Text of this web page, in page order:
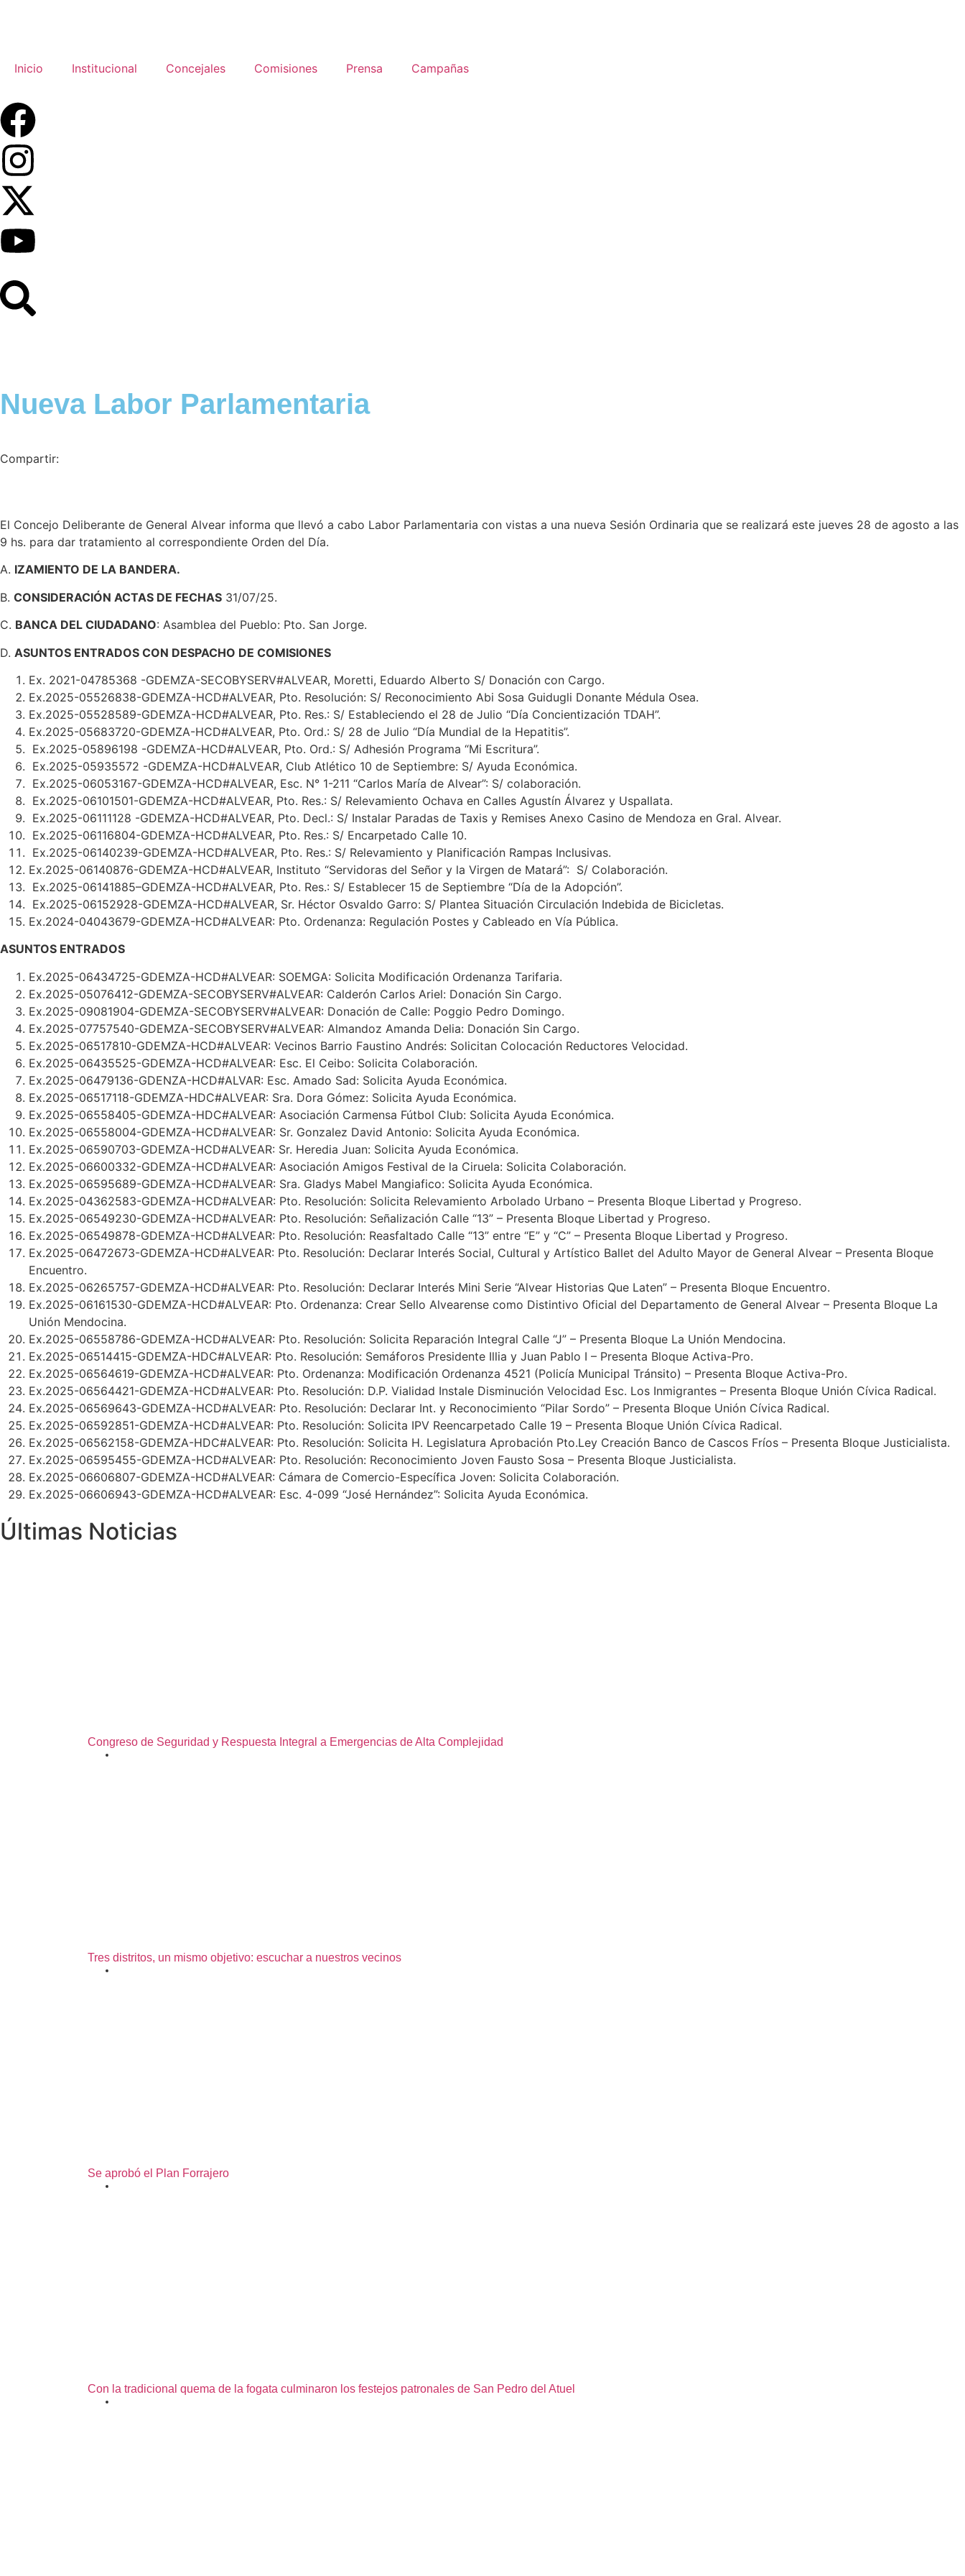
Inicio Institucional Concejales Comisiones Prensa Campañas
Nueva Labor Parlamentaria
Compartir:
El Concejo Deliberante de General Alvear informa que llevó a cabo Labor Parlamentaria con vistas a una nueva Sesión Ordinaria que se realizará este jueves 28 de agosto a las
9 hs. para dar tratamiento al correspondiente Orden del Día.
A. IZAMIENTO DE LA BANDERA.
B. CONSIDERACIÓN ACTAS DE FECHAS 31/07/25.
C. BANCA DEL CIUDADANO: Asamblea del Pueblo: Pto. San Jorge.
D. ASUNTOS ENTRADOS CON DESPACHO DE COMISIONES
Ex. 2021-04785368 -GDEMZA-SECOBYSERV#ALVEAR, Moretti, Eduardo Alberto S/ Donación con Cargo.
Ex.2025-05526838-GDEMZA-HCD#ALVEAR, Pto. Resolución: S/ Reconocimiento Abi Sosa Guidugli Donante Médula Osea.
Ex.2025-05528589-GDEMZA-HCD#ALVEAR, Pto. Res.: S/ Estableciendo el 28 de Julio “Día Concientización TDAH”.
Ex.2025-05683720-GDEMZA-HCD#ALVEAR, Pto. Ord.: S/ 28 de Julio “Día Mundial de la Hepatitis”.
Ex.2025-05896198 -GDEMZA-HCD#ALVEAR, Pto. Ord.: S/ Adhesión Programa “Mi Escritura”.
Ex.2025-05935572 -GDEMZA-HCD#ALVEAR, Club Atlético 10 de Septiembre: S/ Ayuda Económica.
Ex.2025-06053167-GDEMZA-HCD#ALVEAR, Esc. N° 1-211 “Carlos María de Alvear”: S/ colaboración.
Ex.2025-06101501-GDEMZA-HCD#ALVEAR, Pto. Res.: S/ Relevamiento Ochava en Calles Agustín Álvarez y Uspallata.
Ex.2025-06111128 -GDEMZA-HCD#ALVEAR, Pto. Decl.: S/ Instalar Paradas de Taxis y Remises Anexo Casino de Mendoza en Gral. Alvear.
Ex.2025-06116804-GDEMZA-HCD#ALVEAR, Pto. Res.: S/ Encarpetado Calle 10.
Ex.2025-06140239-GDEMZA-HCD#ALVEAR, Pto. Res.: S/ Relevamiento y Planificación Rampas Inclusivas.
Ex.2025-06140876-GDEMZA-HCD#ALVEAR, Instituto “Servidoras del Señor y la Virgen de Matará”: S/ Colaboración.
Ex.2025-06141885–GDEMZA-HCD#ALVEAR, Pto. Res.: S/ Establecer 15 de Septiembre “Día de la Adopción”.
Ex.2025-06152928-GDEMZA-HCD#ALVEAR, Sr. Héctor Osvaldo Garro: S/ Plantea Situación Circulación Indebida de Bicicletas.
Ex.2024-04043679-GDEMZA-HCD#ALVEAR: Pto. Ordenanza: Regulación Postes y Cableado en Vía Pública.
ASUNTOS ENTRADOS
Ex.2025-06434725-GDEMZA-HCD#ALVEAR: SOEMGA: Solicita Modificación Ordenanza Tarifaria.
Ex.2025-05076412-GDEMZA-SECOBYSERV#ALVEAR: Calderón Carlos Ariel: Donación Sin Cargo.
Ex.2025-09081904-GDEMZA-SECOBYSERV#ALVEAR: Donación de Calle: Poggio Pedro Domingo.
Ex.2025-07757540-GDEMZA-SECOBYSERV#ALVEAR: Almandoz Amanda Delia: Donación Sin Cargo.
Ex.2025-06517810-GDEMZA-HCD#ALVEAR: Vecinos Barrio Faustino Andrés: Solicitan Colocación Reductores Velocidad.
Ex.2025-06435525-GDEMZA-HCD#ALVEAR: Esc. El Ceibo: Solicita Colaboración.
Ex.2025-06479136-GDENZA-HCD#ALVAR: Esc. Amado Sad: Solicita Ayuda Económica.
Ex.2025-06517118-GDEMZA-HDC#ALVEAR: Sra. Dora Gómez: Solicita Ayuda Económica.
Ex.2025-06558405-GDEMZA-HDC#ALVEAR: Asociación Carmensa Fútbol Club: Solicita Ayuda Económica.
Ex.2025-06558004-GDEMZA-HCD#ALVEAR: Sr. Gonzalez David Antonio: Solicita Ayuda Económica.
Ex.2025-06590703-GDEMZA-HCD#ALVEAR: Sr. Heredia Juan: Solicita Ayuda Económica.
Ex.2025-06600332-GDEMZA-HCD#ALVEAR: Asociación Amigos Festival de la Ciruela: Solicita Colaboración.
Ex.2025-06595689-GDEMZA-HCD#ALVEAR: Sra. Gladys Mabel Mangiafico: Solicita Ayuda Económica.
Ex.2025-04362583-GDEMZA-HCD#ALVEAR: Pto. Resolución: Solicita Relevamiento Arbolado Urbano – Presenta Bloque Libertad y Progreso.
Ex.2025-06549230-GDEMZA-HCD#ALVEAR: Pto. Resolución: Señalización Calle “13” – Presenta Bloque Libertad y Progreso.
Ex.2025-06549878-GDEMZA-HCD#ALVEAR: Pto. Resolución: Reasfaltado Calle “13” entre “E” y “C” – Presenta Bloque Libertad y Progreso.
Ex.2025-06472673-GDEMZA-HCD#ALVEAR: Pto. Resolución: Declarar Interés Social, Cultural y Artístico Ballet del Adulto Mayor de General Alvear – Presenta Bloque
Encuentro.
Ex.2025-06265757-GDEMZA-HCD#ALVEAR: Pto. Resolución: Declarar Interés Mini Serie “Alvear Historias Que Laten” – Presenta Bloque Encuentro.
Ex.2025-06161530-GDEMZA-HCD#ALVEAR: Pto. Ordenanza: Crear Sello Alvearense como Distintivo Oficial del Departamento de General Alvear – Presenta Bloque La
Unión Mendocina.
Ex.2025-06558786-GDEMZA-HCD#ALVEAR: Pto. Resolución: Solicita Reparación Integral Calle “J” – Presenta Bloque La Unión Mendocina.
Ex.2025-06514415-GDEMZA-HDC#ALVEAR: Pto. Resolución: Semáforos Presidente Illia y Juan Pablo I – Presenta Bloque Activa-Pro.
Ex.2025-06564619-GDEMZA-HCD#ALVEAR: Pto. Ordenanza: Modificación Ordenanza 4521 (Policía Municipal Tránsito) – Presenta Bloque Activa-Pro.
Ex.2025-06564421-GDEMZA-HCD#ALVEAR: Pto. Resolución: D.P. Vialidad Instale Disminución Velocidad Esc. Los Inmigrantes – Presenta Bloque Unión Cívica Radical.
Ex.2025-06569643-GDEMZA-HCD#ALVEAR: Pto. Resolución: Declarar Int. y Reconocimiento “Pilar Sordo” – Presenta Bloque Unión Cívica Radical.
Ex.2025-06592851-GDEMZA-HCD#ALVEAR: Pto. Resolución: Solicita IPV Reencarpetado Calle 19 – Presenta Bloque Unión Cívica Radical.
Ex.2025-06562158-GDEMZA-HDC#ALVEAR: Pto. Resolución: Solicita H. Legislatura Aprobación Pto.Ley Creación Banco de Cascos Fríos – Presenta Bloque Justicialista.
Ex.2025-06595455-GDEMZA-HCD#ALVEAR: Pto. Resolución: Reconocimiento Joven Fausto Sosa – Presenta Bloque Justicialista.
Ex.2025-06606807-GDEMZA-HCD#ALVEAR: Cámara de Comercio-Específica Joven: Solicita Colaboración.
Ex.2025-06606943-GDEMZA-HCD#ALVEAR: Esc. 4-099 “José Hernández”: Solicita Ayuda Económica.
Últimas Noticias
Congreso de Seguridad y Respuesta Integral a Emergencias de Alta Complejidad
Tres distritos, un mismo objetivo: escuchar a nuestros vecinos
Se aprobó el Plan Forrajero
Con la tradicional quema de la fogata culminaron los festejos patronales de San Pedro del Atuel